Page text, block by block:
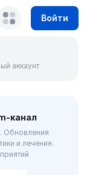
Войти
аккаунт
канал
Обновления
и лечения.